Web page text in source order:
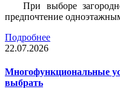
При выборе
предпочтение
Подробнее
22.07.2026
Многофункциональные
выбрать